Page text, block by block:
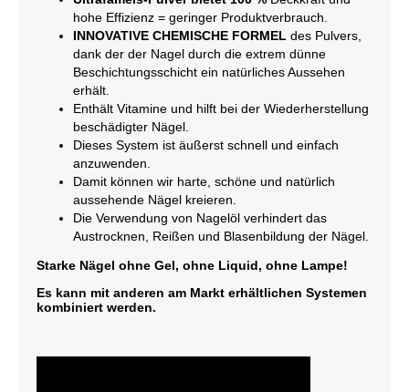
hohe Effizienz = geringer Produktverbrauch.
INNOVATIVE CHEMISCHE FORMEL des Pulvers,
dank der der Nagel durch die extrem dünne
Beschichtungsschicht ein natürliches Aussehen
erhält.
Enthält Vitamine und hilft bei der Wiederherstellung
beschädigter Nägel.
Dieses System ist äußerst schnell und einfach
anzuwenden.
Damit können wir harte, schöne und natürlich
aussehende Nägel kreieren.
Die Verwendung von Nagelöl verhindert das
Austrocknen, Reißen und Blasenbildung der Nägel.
Starke Nägel ohne Gel, ohne Liquid, ohne Lampe!
Es kann mit anderen am Markt erhältlichen Systemen
kombiniert werden.